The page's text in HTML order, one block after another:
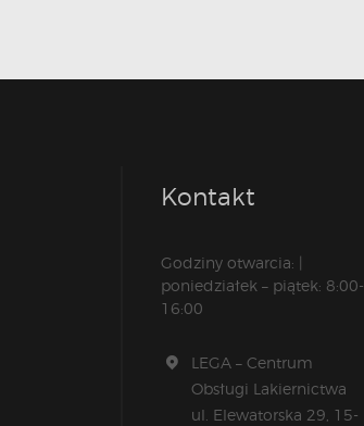
Kontakt
Godziny otwarcia: |
poniedziałek – piątek: 8:00-
16:00
LEGA – Centrum
Obsługi Lakiernictwa
ul. Elewatorska 29, 15-